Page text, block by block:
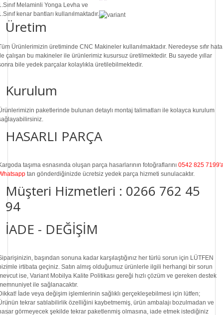
Melaminli Yonga Levha ve
kenar bantları kullanılmaktadır.
Üretim
Ürünlerimizin üretiminde CNC Makineler kullanılmaktadır. Neredeyse sıfır hata
çalışan bu makineler ile ürünlerimiz kusursuz üretilmektedir. Bu sayede yıllar
bile yedek parçalar kolaylıkla üretilebilmektedir.
Kurulum
paketlerinde bulunan detaylı montaj talimatları ile kolayca kurulum
HASARLI PARÇA
taşıma esnasında oluşan parça hasarlarının fotoğraflarını 0542 825
tan gönderdiğinizde ücretsiz yedek parça hizmeti sunulacaktır.
Müşteri Hizmetleri : 0266 762 45
94
İADE - DEĞİŞİM
başından sonuna kadar karşılaştığınız her türlü sorun için LÜTFEN
irtibata geçiniz. Satın almış olduğumuz ürünlerle ilgili herhangi bir sorun
ise, Variant Mobilya Kalite Politikası gereği hızlı çözüm ve gereken destek
ile sağlanacaktır.
İade veya değişim işlemlerinin sağlıklı gerçekleşebilmesi için lütfen;
tekrar satılabilirlik özelliğini kaybetmemiş, ürün ambalajı bozulmadan ve
görmeyecek şekilde tekrar paketlenmiş olmasına, iade etmek istediğiniz